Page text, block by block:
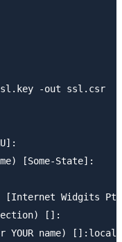
-out ssl.csr
[Some-State]:
[Internet Widgits
[]:
YOUR name)